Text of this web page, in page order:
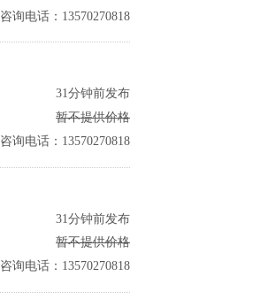
咨询电话：13570270818
31分钟前发布
暂不提供价格
咨询电话：13570270818
31分钟前发布
暂不提供价格
咨询电话：13570270818